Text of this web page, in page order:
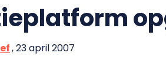
, 23 april 2007